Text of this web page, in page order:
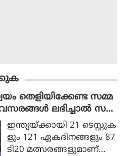
തെളിയിക്കേണ്ട സമ്മ
ലഭിച്ചാൽ സ
: ഭുവനേശ്വർ
ഇന്ത്യയ്ക്കായി 21 ടെസ്റ്റുക
ളും 121 ഏകദിനങ്ങളും 87
ടി20 മത്സരങ്ങളുമാണ്